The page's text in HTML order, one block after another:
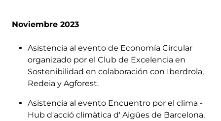
Noviembre 2023
Asistencia al evento de Economía Circular
organizado por el Club de Excelencia en
Sostenibilidad en colaboración con Iberdrola,
Redeia y Agforest.
Asistencia al evento Encuentro por el clima -
Hub d'acció climàtica d' Aigües de Barcelona,